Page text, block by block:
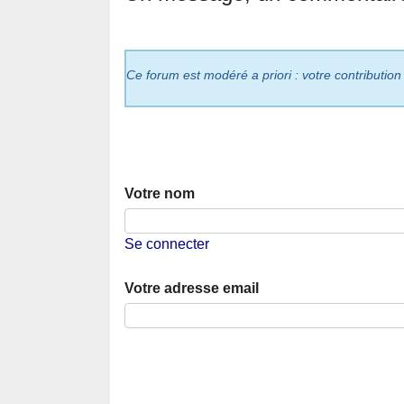
Ce forum est modéré a priori : votre
Votre nom
Se connecter
Votre adresse email